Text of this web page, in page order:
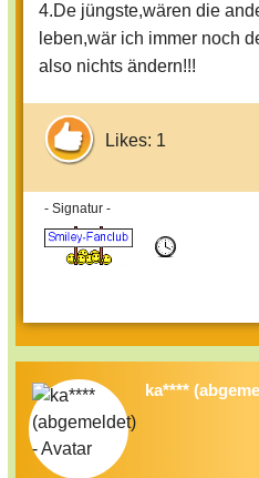
4.De jüngste,wären die
leben,wär ich immer noch
also nichts ändern!!!
Likes: 1
- Signatur -
ka****